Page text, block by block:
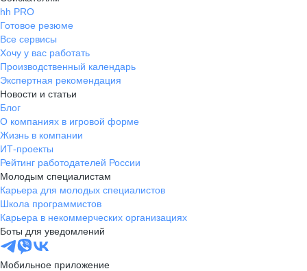
hh PRO
Готовое резюме
Все сервисы
Хочу у вас работать
Производственный календарь
Экспертная рекомендация
Новости и статьи
Блог
О компаниях в игровой форме
Жизнь в компании
ИТ-проекты
Рейтинг работодателей России
Молодым специалистам
Карьера для молодых специалистов
Школа программистов
Карьера в некоммерческих организациях
Боты для уведомлений
Мобильное приложение